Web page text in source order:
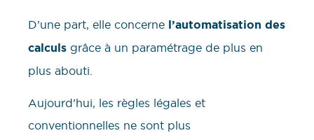
D’une part, elle concerne l’automatisation des
calculs grâce à un paramétrage de plus en
plus abouti.
Aujourd’hui, les règles légales et
conventionnelles ne sont plus